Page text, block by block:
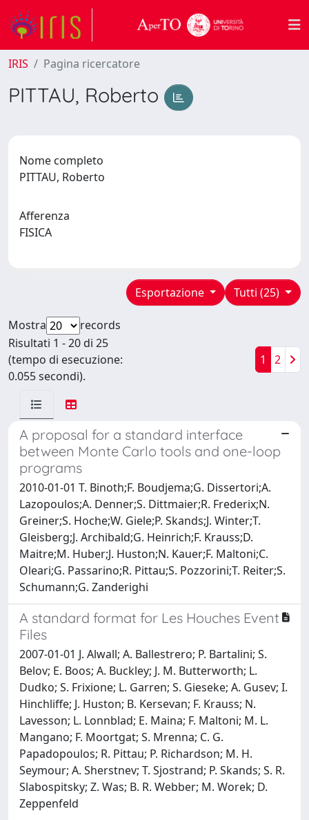
IRIS Pagina ricercatore
PITTAU, Roberto
Nome completo
PITTAU, Roberto
Afferenza
FISICA
Tutti (25)
Esportazione
Mostra
records
Risultati 1 - 20 di 25
(tempo di esecuzione:
0.055 secondi).
1 2
A proposal for a standard interface
between Monte Carlo tools and one-loop
programs
2010-01-01 T. Binoth;F. Boudjema;G. Dissertori;A.
Lazopoulos;A. Denner;S. Dittmaier;R. Frederix;N.
Greiner;S. Hoche;W. Giele;P. Skands;J. Winter;T.
Gleisberg;J. Archibald;G. Heinrich;F. Krauss;D.
Maitre;M. Huber;J. Huston;N. Kauer;F. Maltoni;C.
Oleari;G. Passarino;R. Pittau;S. Pozzorini;T. Reiter;S.
Schumann;G. Zanderighi
A standard format for Les Houches Event
Files
2007-01-01 J. Alwall; A. Ballestrero; P. Bartalini; S.
Belov; E. Boos; A. Buckley; J. M. Butterworth; L.
Dudko; S. Frixione; L. Garren; S. Gieseke; A. Gusev; I.
Hinchliffe; J. Huston; B. Kersevan; F. Krauss; N.
Lavesson; L. Lonnblad; E. Maina; F. Maltoni; M. L.
Mangano; F. Moortgat; S. Mrenna; C. G.
Papadopoulos; R. Pittau; P. Richardson; M. H.
Seymour; A. Sherstnev; T. Sjostrand; P. Skands; S. R.
Slabospitsky; Z. Was; B. R. Webber; M. Worek; D.
Zeppenfeld